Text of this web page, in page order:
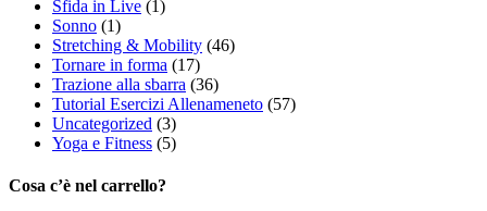
Sfida in Live (1)
Sonno (1)
Stretching & Mobility (46)
Tornare in forma (17)
Trazione alla sbarra (36)
Tutorial Esercizi Allenameneto (57)
Uncategorized (3)
Yoga e Fitness (5)
Cosa c’è nel carrello?